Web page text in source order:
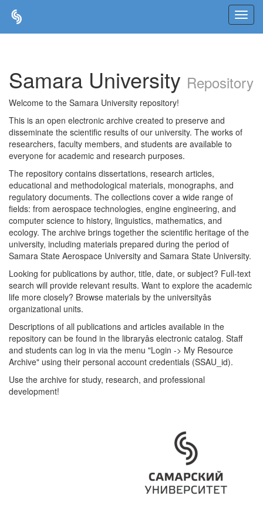
Samara University Repository
Welcome to the Samara University repository!
This is an open electronic archive created to preserve and
disseminate the scientific results of our university. The works of
researchers, faculty members, and students are available to
everyone for academic and research purposes.
The repository contains dissertations, research articles,
educational and methodological materials, monographs, and
regulatory documents. The collections cover a wide range of
fields: from aerospace technologies, engine engineering, and
computer science to history, linguistics, mathematics, and
ecology. The archive brings together the scientific heritage of the
university, including materials prepared during the period of
Samara State Aerospace University and Samara State University.
Looking for publications by author, title, date, or subject? Full-text
search will provide relevant results. Want to explore the academic
life more closely? Browse materials by the universityâs
organizational units.
Descriptions of all publications and articles available in the
repository can be found in the libraryâs electronic catalog. Staff
and students can log in via the menu "Login -> My Resource
Archive" using their personal account credentials (SSAU_id).
Use the archive for study, research, and professional
development!